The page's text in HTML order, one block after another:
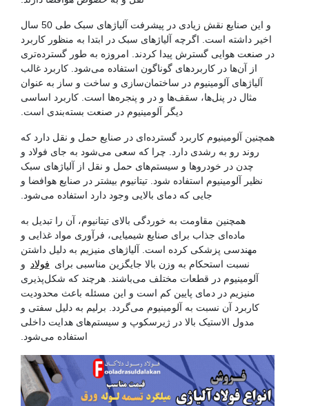
و این صنایع نقش زیادی در پیشرفت آلیاژهای سبک طی 50 سال
اخیر داشته است. اگرچه آلیاژهای سبک در ابتدا به منظور کاربرد
در صنعت هوایی گسترش پیدا کردند. امروزه به طور گسترده‌تری
از آن‌ها در کاربردهای گوناگون استفاده می‌شود. کاربرد غالب
آلیاژهای آلومینیوم در ساختمان‌سازی و ساخت و ساز به عنوان
مثال در پنل‌ها، سقف‌ها و در و پنجره‌ها است. کاربرد اساسی
دیگر آلومینیوم در صنعت بسته‌‌بندی است.
همچنین آلومینیوم کاربرد گسترده‌ای در صنایع حمل و نقل دارد که
روند رو به رشدی دارد. چرا که سعی می‌شود به جای فولاد و
چدن در خودروها و سیستم‌های حمل و نقل از آلیاژهای سبک
نظیر آلومینیوم استفاده شود. تیتانیوم بیشتر در صنایع هوافضا و
جایی که دمای بالایی وجود دارد استفاده می‌شود.
همچنین مقاومت به خوردگی بالای تیتانیوم، آن را تبدیل به
ماده‌ای جذاب برای صنایع شیمیایی، فرآوری مواد غذایی و
مهندسی پزشکی کرده است. آلیاژهای منیزیم به دلیل داشتن
نسبت استحکام به وزن بالا جایگزین مناسبی برای فولاد
و
آلومینیوم در قطعات مختلف می‌باشند. هرچند که شکل‌پذیری
منیزیم در دمای پایین کم است و این مسئله باعث محدودیت
کاربرد آن نسبت به آلومینیوم می‌گردد. برلیم به دلیل سفتی و
مدول الاستیک بالا در ژیرسکوپ و سیستم‌های هدایت داخلی
استفاده می‌شود.